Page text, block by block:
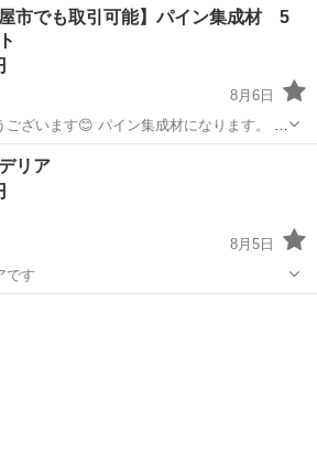
屋市でも取引可能】パイン集成材 5
8月6日
集成材になります。 新
保管していました。 少し汚れています
んだと思います。（ビニール一部剥がれあ
承下...
貨
リア
8月5日
です